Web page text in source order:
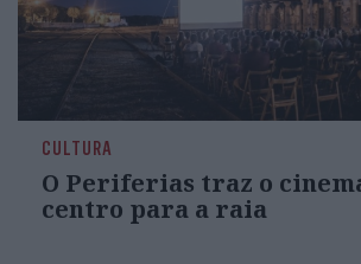
CULTURA
O Periferias traz o
centro para a raia